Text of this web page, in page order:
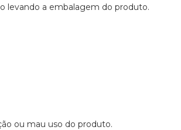
levando a embalagem do produto.
ou mau uso do produto.